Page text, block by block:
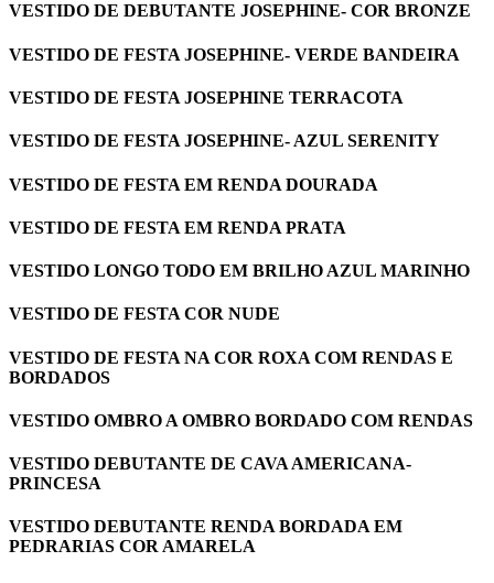
VESTIDO DE DEBUTANTE JOSEPHINE- COR BRONZE
VESTIDO DE FESTA JOSEPHINE- VERDE BANDEIRA
VESTIDO DE FESTA JOSEPHINE TERRACOTA
VESTIDO DE FESTA JOSEPHINE- AZUL SERENITY
VESTIDO DE FESTA EM RENDA DOURADA
VESTIDO DE FESTA EM RENDA PRATA
VESTIDO LONGO TODO EM BRILHO AZUL MARINHO
VESTIDO DE FESTA COR NUDE
VESTIDO DE FESTA NA COR ROXA COM RENDAS E
BORDADOS
VESTIDO OMBRO A OMBRO BORDADO COM RENDAS
VESTIDO DEBUTANTE DE CAVA AMERICANA-
PRINCESA
VESTIDO DEBUTANTE RENDA BORDADA EM
PEDRARIAS COR AMARELA